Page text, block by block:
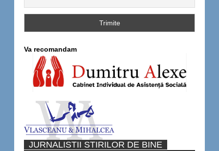
Va recomandam
JURNALISTII STIRILOR DE BINE